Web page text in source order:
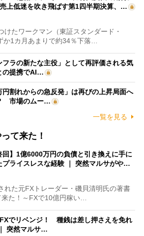
上低迷を吹き飛ばす第1四半期決算、…
たワークマン（東証スタンダード・
か1カ月あまりで約34％下落…
ラの新たな主役」として再評価される気
の提携でAI…
円割れからの急反発」は再びの上昇局面へ
市場のムー…
一覧を見る
て来た！
回】1億6000万円の負債と引き換えに手に
プライスレスな経験 ｜ 突然マルサがや…
た元FXトレーダー・磯貝清明氏の著書
来た！～FXで10億円稼い…
FXでリベンジ！ 種銭は差し押さえを免れ
突然マルサ…